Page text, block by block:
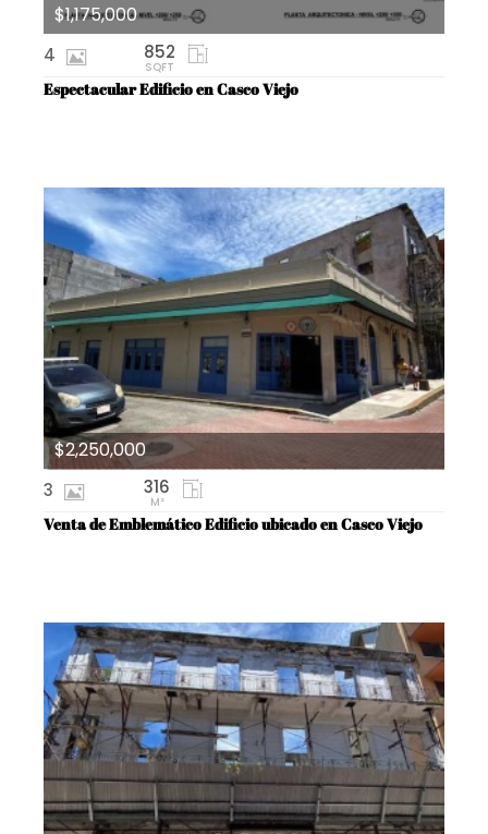
Espectacular Edificio en Casco Viejo
4 852
SQFT
$1,175,000
Venta de Emblemático Edificio ubicado en Casco Viejo
3 316
M²
$2,250,000